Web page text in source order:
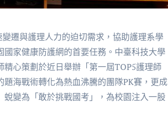
遷與護理人力的迫切需求，協助護理系學
家健康防護網的首要任務。中臺科技大學
心策劃於近日舉辦「第一屆TOP5護理師
海戰術轉化為熱血沸騰的團隊PK賽，更成
變為「敢於挑戰國考」，為校園注入一股